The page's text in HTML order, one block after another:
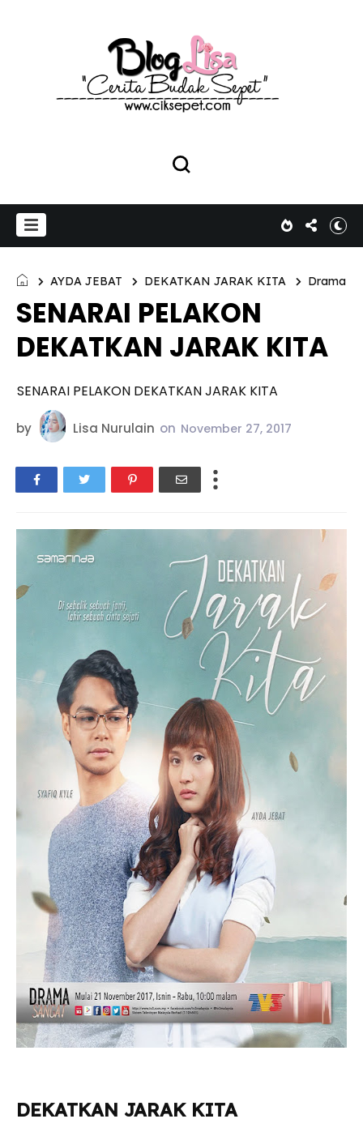
AYDA JEBAT DEKATKAN JARAK KITA Drama
SENARAI PELAKON
DEKATKAN JARAK KITA
SENARAI PELAKON DEKATKAN JARAK KITA
by Lisa Nurulain on November 27, 2017
DEKATKAN JARAK KITA